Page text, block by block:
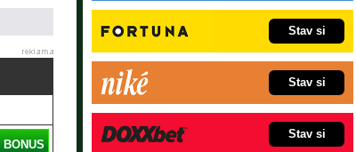
BONUS
Stav si
Stav si
Stav si